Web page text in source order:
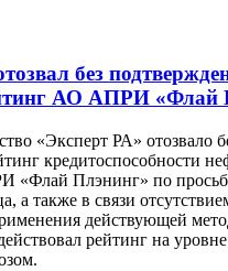
без
АО АПРИ «Флай
«Эксперт РА» отозвало
кредитоспособности
«Флай Плэнинг» по
а также в связи
действующей
рейтинг на